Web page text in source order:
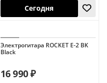
Электрогитара ROCKET E-2 BK
Black
16 990 ₽